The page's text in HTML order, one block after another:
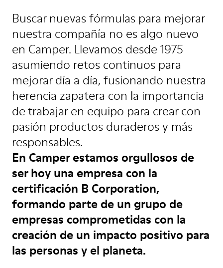
Buscar nuevas fórmulas para mejorar
nuestra compañía no es algo nuevo
en Camper. Llevamos desde 1975
asumiendo retos continuos para
mejorar día a día, fusionando nuestra
herencia zapatera con la importancia
de trabajar en equipo para crear con
pasión productos duraderos y más
responsables.
En Camper estamos orgullosos de
ser hoy una empresa con la
certificación B Corporation,
formando parte de un grupo de
empresas comprometidas con la
creación de un impacto positivo para
las personas y el planeta.